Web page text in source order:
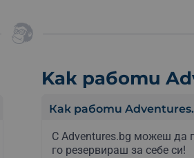
Kак работи
Как работи
С Adventures.bg можеш да
го резервираш за себе си!